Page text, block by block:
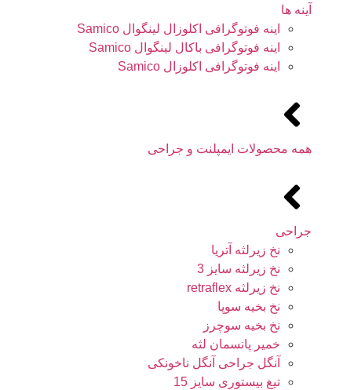
آینه ها
اینه فوتوگرافی اکلوزال لینگوال Samico
اینه فوتوگرافی باکال لینگوال Samico
اینه فوتوگرافی اکلوزال Samico
همه محصولات ایمپلنت و جراحی
جراحی
نخ زیرلثه آتریا
نخ زیرلثه سایز 3
نخ زیرلثه retraflex
نخ بخیه سوپا
نخ بخیه سوچرز
خمیر پانسمان لثه
آنگل جراحی آنگل ناخونکی
تیغ بیستوری سایز 15